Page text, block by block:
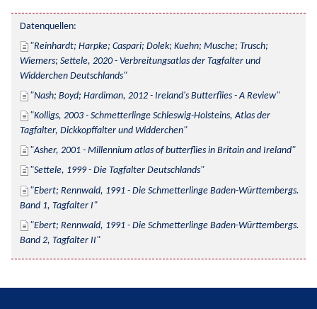
Datenquellen:
Reinhardt; Harpke; Caspari; Dolek; Kuehn; Musche; Trusch;
Wiemers; Settele, 2020 - Verbreitungsatlas der Tagfalter und
Widderchen Deutschlands
Nash; Boyd; Hardiman, 2012 - Ireland's Butterflies - A Review
Kolligs, 2003 - Schmetterlinge Schleswig-Holsteins, Atlas der
Tagfalter, Dickkopffalter und Widderchen
Asher, 2001 - Millennium atlas of butterflies in Britain and Ireland
Settele, 1999 - Die Tagfalter Deutschlands
Ebert; Rennwald, 1991 - Die Schmetterlinge Baden-Württembergs.
Band 1, Tagfalter I
Ebert; Rennwald, 1991 - Die Schmetterlinge Baden-Württembergs.
Band 2, Tagfalter II